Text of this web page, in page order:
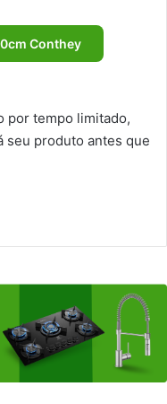
Conthey
por tempo limitado,
seu produto antes que